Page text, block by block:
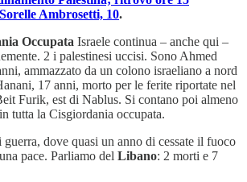
Ambrosetti, 10.
Occupata Israele continua – anche qui –
2 i palestinesi uccisi. Sono Ahmed
ammazzato da un colono israeliano a nord
17 anni, morto per le ferite riportate nel
Furik, est di Nablus. Si contano poi almeno
tutta la Cisgiordania occupata.
dove quasi un anno di cessate il fuoco
pace. Parliamo del Libano: 2 morti e 7